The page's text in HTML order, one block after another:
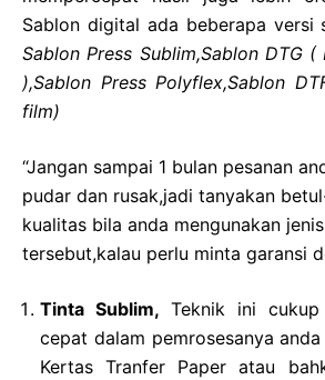
Sablon digital ada beberapa versi
Sablon Press Sublim,Sablon DTG (
),Sablon Press Polyflex,Sablon
film)
“Jangan sampai 1 bulan pesanan
pudar dan rusak,jadi tanyakan
kualitas bila anda mengunakan
tersebut,kalau perlu minta garansi
Tinta Sublim, Teknik ini
cepat dalam pemrosesanya
Kertas Tranfer Paper atau